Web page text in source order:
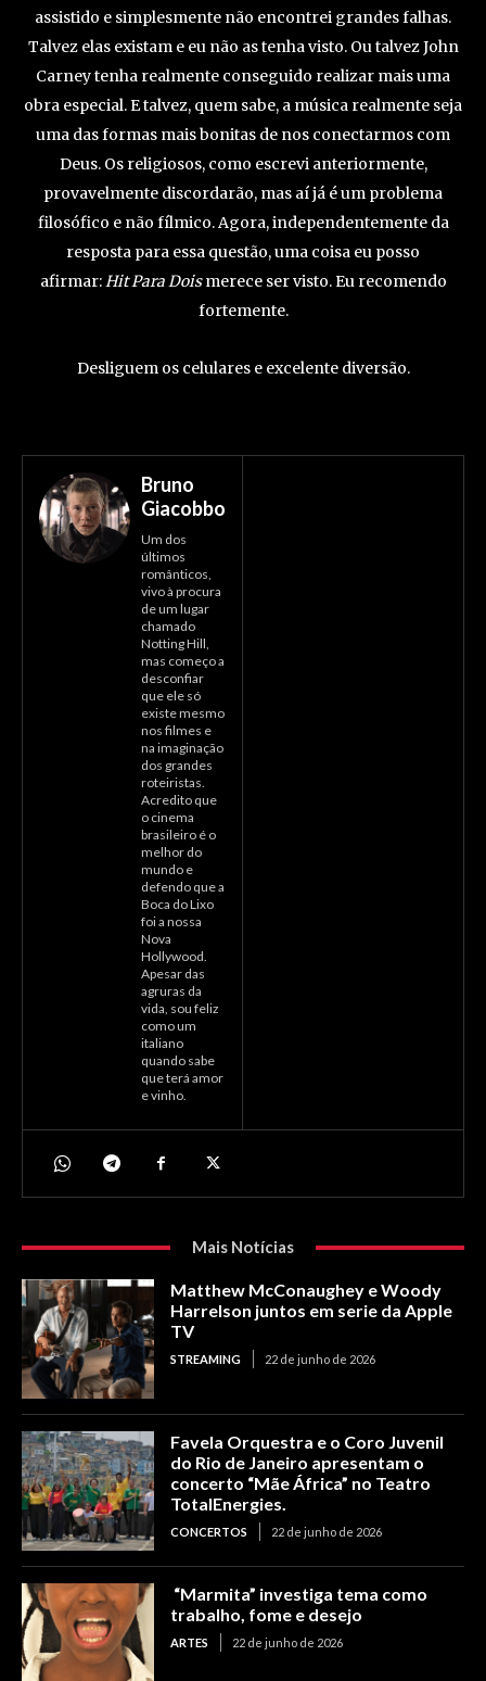
assistido e simplesmente não encontrei grandes falhas.
Talvez elas existam e eu não as tenha visto. Ou talvez John
Carney tenha realmente conseguido realizar mais uma
obra especial. E talvez, quem sabe, a música realmente seja
uma das formas mais bonitas de nos conectarmos com
Deus. Os religiosos, como escrevi anteriormente,
provavelmente discordarão, mas aí já é um problema
filosófico e não fílmico. Agora, independentemente da
resposta para essa questão, uma coisa eu posso
afirmar:Hit Para Doismerece ser visto. Eu recomendo
fortemente.
Desliguem os celulares e excelente diversão.
Bruno
Giacobbo
Um dos
últimos
românticos,
vivo à procura
de um lugar
chamado
Notting Hill,
mas começo a
desconfiar
que ele só
existe mesmo
nos filmes e
na imaginação
dos grandes
roteiristas.
Acredito que
o cinema
brasileiro é o
melhor do
mundo e
defendo que a
Boca do Lixo
foi a nossa
Nova
Hollywood.
Apesar das
agruras da
vida, sou feliz
como um
italiano
quando sabe
que terá amor
e vinho.
Mais Notícias
Matthew McConaughey e Woody
Harrelson juntos em serie da Apple
TV
STREAMING 22 de junho de 2026
Favela Orquestra e o Coro Juvenil
do Rio de Janeiro apresentam o
concerto “Mãe África” no Teatro
TotalEnergies.
CONCERTOS 22 de junho de 2026
“Marmita” investiga tema como
trabalho, fome e desejo
ARTES 22 de junho de 2026